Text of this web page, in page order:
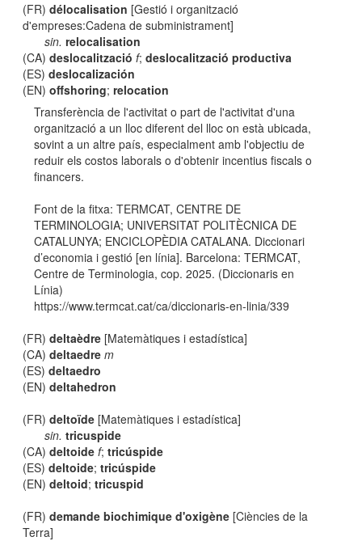
(FR)délocalisation [Gestió i organització
d'empreses:Cadena de subministrament]
sin. relocalisation
(CA)deslocalització f;deslocalització productiva
(ES)deslocalización
(EN)offshoring;relocation
Transferència de l'activitat o part de l'activitat d'una
organització a un lloc diferent del lloc on està ubicada,
sovint a un altre país, especialment amb l'objectiu de
reduir els costos laborals o d'obtenir incentius fiscals o
financers.
Font de la fitxa: TERMCAT, CENTRE DE
TERMINOLOGIA; UNIVERSITAT POLITÈCNICA DE
CATALUNYA; ENCICLOPÈDIA CATALANA. Diccionari
d’economia i gestió [en línia]. Barcelona: TERMCAT,
Centre de Terminologia, cop. 2025. (Diccionaris en
Línia)
https://www.termcat.cat/ca/diccionaris-en-linia/339
(FR)deltaèdre [Matemàtiques i estadística]
(CA)deltaedre m
(ES)deltaedro
(EN)deltahedron
(FR)deltoïde [Matemàtiques i estadística]
sin. tricuspide
(CA)deltoide f;tricúspide
(ES)deltoide;tricúspide
(EN)deltoid;tricuspid
(FR)demande biochimique d'oxigène [Ciències de la
Terra]